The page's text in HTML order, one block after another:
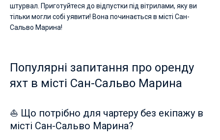
€
для
вітрильного
можете
від
штурвал. Приготуйтеся до відпустки під вітрилами, яку ви
тільки могли собі уявити! Вона починається в місті Сан-
Сальво Марина!
Популярні запитання про оренду
яхт в місті Сан-Сальво Марина
⛵ Що потрібно для чартеру без екіпажу в
місті Сан-Сальво Марина?
Показати результати(0)